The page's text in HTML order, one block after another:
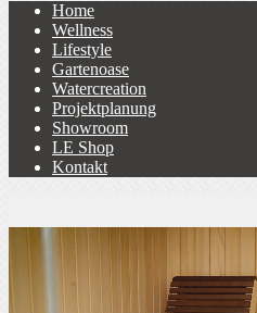
Home
Wellness
Lifestyle
Gartenoase
Watercreation
Projektplanung
Showroom
LE Shop
Kontakt